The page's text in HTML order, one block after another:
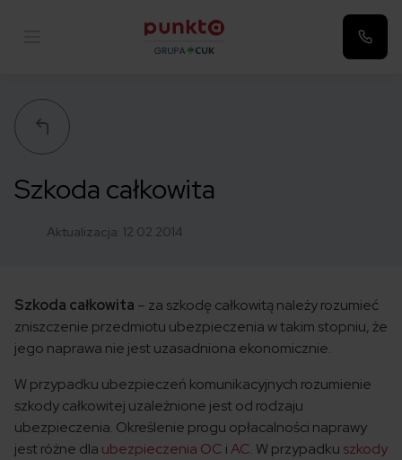
Szkoda całkowita
Aktualizacja: 12.02.2014
Szkoda całkowita – za szkodę całkowitą należy rozumieć
zniszczenie przedmiotu ubezpieczenia w takim stopniu, że
jego naprawa nie jest uzasadniona ekonomicznie.
W przypadku ubezpieczeń komunikacyjnych rozumienie
szkody całkowitej uzależnione jest od rodzaju
ubezpieczenia. Określenie progu opłacalności naprawy
jest różne dla ubezpieczenia OC iAC. W przypadku szkody